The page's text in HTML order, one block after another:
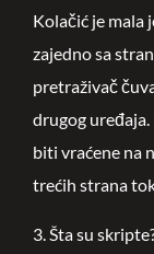
Kolačić je mala
zajedno sa
pretraživač
drugog
biti vraćene na
trećih strana
3. Šta su